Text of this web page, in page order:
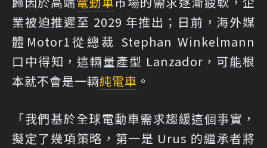
業被迫推遲至 2029 年推出；日前，海外媒
體 Motor1從總裁 Stephan Winkelmann
口中得知，這輛量產型 Lanzador，可能根
本就不會是一輛純電車 。
「我們基於全球電動車需求趨緩這個事實，
擬定了幾項策略，第一是 Urus 的繼承者將